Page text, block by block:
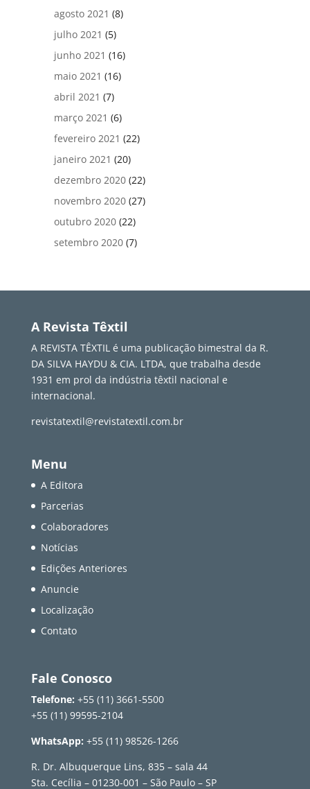
agosto 2021 (8)
julho 2021 (5)
junho 2021 (16)
maio 2021 (16)
abril 2021 (7)
março 2021 (6)
fevereiro 2021 (22)
janeiro 2021 (20)
dezembro 2020 (22)
novembro 2020 (27)
outubro 2020 (22)
setembro 2020 (7)
A Revista Têxtil
A REVISTA TÊXTIL é uma publicação bimestral da R.
DA SILVA HAYDU & CIA. LTDA, que trabalha desde
1931 em prol da indústria têxtil nacional e
internacional.
revistatextil@revistatextil.com.br
Menu
A Editora
Parcerias
Colaboradores
Notícias
Edições Anteriores
Anuncie
Localização
Contato
Fale Conosco
Telefone: +55 (11) 3661-5500
+55 (11) 99595-2104
WhatsApp: +55 (11) 98526-1266
R. Dr. Albuquerque Lins, 835 – sala 44
Sta. Cecília – 01230-001 – São Paulo – SP